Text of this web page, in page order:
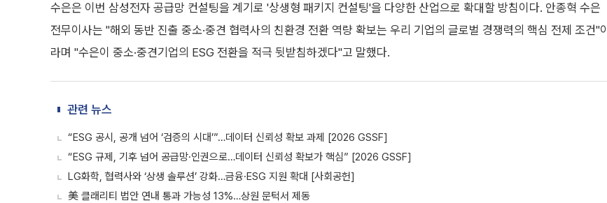
수은은 이번 삼성전자 공급망 컨설팅을 계기로 '상생형 패키지 컨설팅'을 다양한 산업으로 확대할 방침이다. 안종혁 수은
전무이사는 "해외 동반 진출 중소·중견 협력사의 친환경 전환 역량 확보는 우리 기업의 글로벌 경쟁력의 핵심 전제 조건"이
라며 "수은이 중소·중견기업의 ESG 전환을 적극 뒷받침하겠다"고 말했다.
관련 뉴스
“ESG 공시, 공개 넘어 ‘검증의 시대’”…데이터 신뢰성 확보 과제 [2026 GSSF]
“ESG 규제, 기후 넘어 공급망·인권으로…데이터 신뢰성 확보가 핵심” [2026 GSSF]
LG화학, 협력사와 ‘상생 솔루션’ 강화…금융·ESG 지원 확대 [사회공헌]
美 클래리티 법안 연내 통과 가능성 13%…상원 문턱서 제동